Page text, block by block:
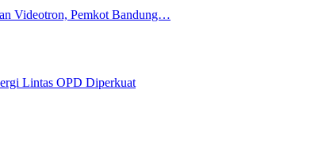
Videotron, Pemkot Bandung…
Lintas OPD Diperkuat